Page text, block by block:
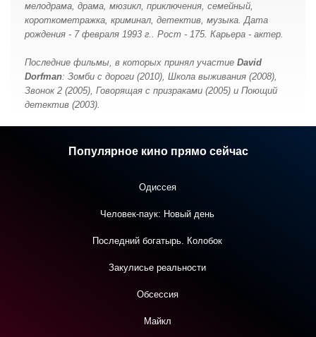
мелодрама, драма, мюзикл, приключения, семейный,
короткометражка, криминал, детектив, музыка. Дата
рождения - 7 февраля 1993 г.. Рост - 175. Карьера - актер.
Последние фильмы, в которых принял участие David
Dorfman: Зомби с дороги (2010), Школа выживания (2008),
Звонок 2 (2005), Говорящая с призраками (2005) и Поющий
детектив (2003).
Популярное кино прямо сейчас
Одиссея
Человек-паук: Новый день
Последний богатырь. Колобок
Закулисье реальности
Обсессия
Майкл